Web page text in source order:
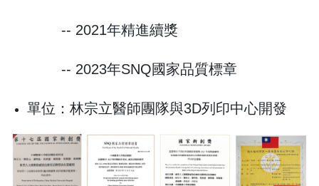
-- 2021年精進續獎
-- 2023年SNQ國家品質標章
單位：林宗立醫師團隊與3D列印中心開發